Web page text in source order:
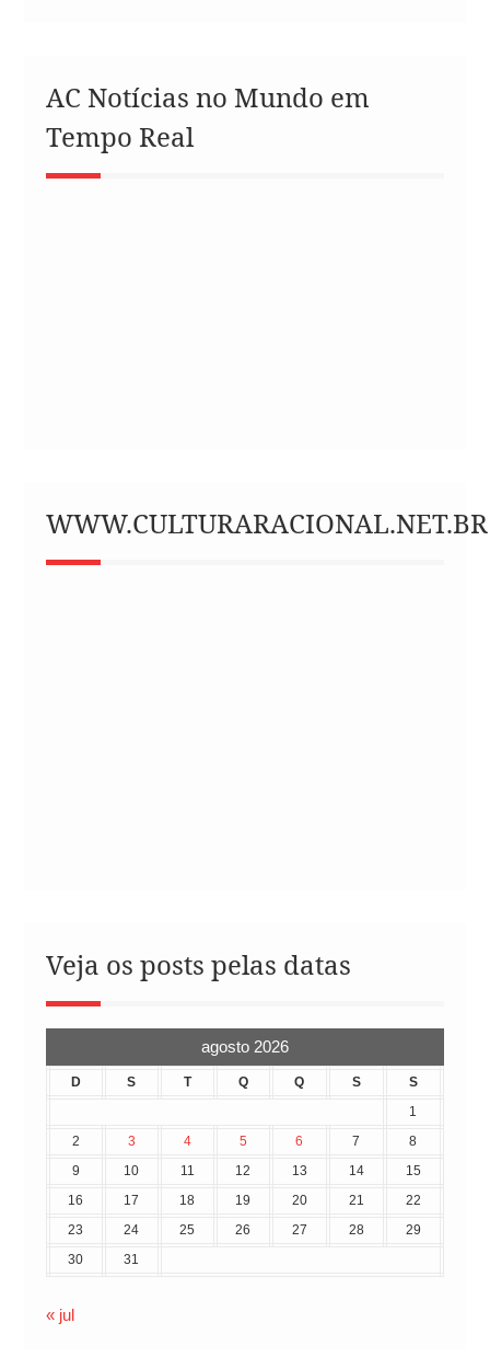
AC Notícias no Mundo em
Tempo Real
WWW.CULTURARACIONAL.NET.BR
Veja os posts pelas datas
agosto 2026
D S T Q Q S
S
1
2
3 4 5 6 7
8
9
10 11 12 13 14
15
16
17 18 19 20 21
22
23
24 25 26 27 28
29
30
31
« jul